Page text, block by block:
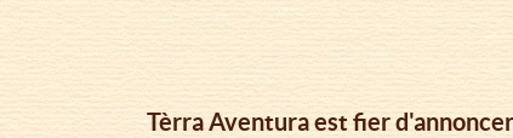
Tèrra Aventura est fier